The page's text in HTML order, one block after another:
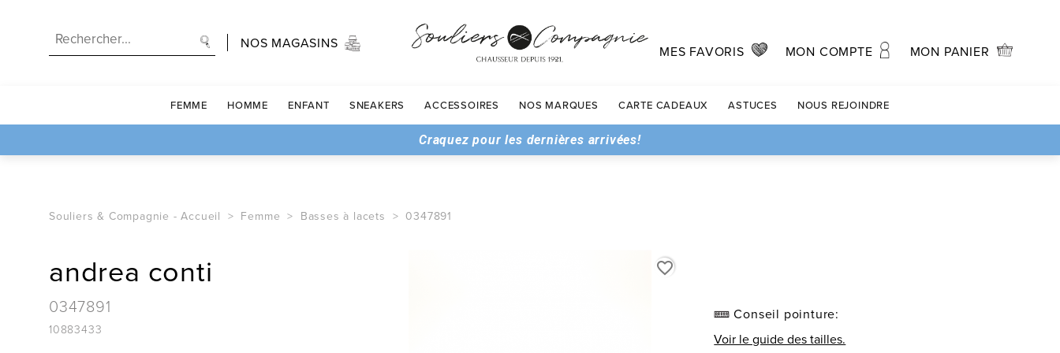
NOS MAGASINS
MES FAVORIS MON COMPTE MON PANIER
FEMME HOMME ENFANT SNEAKERS ACCESSOIRES NOS MARQUES CARTE CADEAUX ASTUCES NOUS REJOINDRE
Craquez pour les dernières arrivées!
Souliers & Compagnie -Accueil Femme Basses à lacets 0347891
andrea conti
0347891
10883433
favorite_border
Conseil pointure:
Voir le guide des tailles.